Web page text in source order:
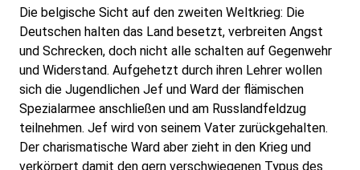
Die belgische Sicht auf den zweiten Weltkrieg: Die
Deutschen halten das Land besetzt, verbreiten Angst
und Schrecken, doch nicht alle schalten auf Gegenwehr
und Widerstand. Aufgehetzt durch ihren Lehrer wollen
sich die Jugendlichen Jef und Ward der flämischen
Spezialarmee anschließen und am Russlandfeldzug
teilnehmen. Jef wird von seinem Vater zurückgehalten.
Der charismatische Ward aber zieht in den Krieg und
verkörpert damit den gern verschwiegenen Typus des